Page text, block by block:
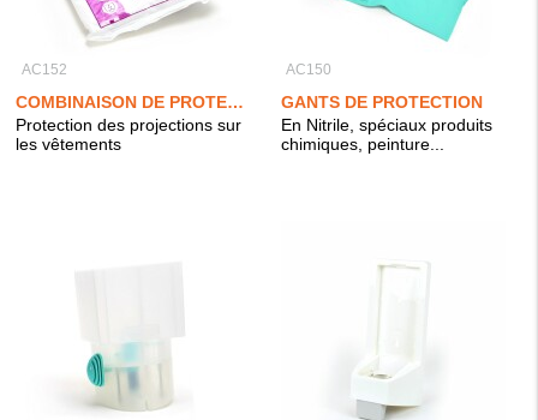
AC152
COMBINAISON DE PROTECTION
Protection des projections sur
les vêtements
AC150
GANTS DE PROTECTION
En Nitrile, spéciaux produits
chimiques, peinture...